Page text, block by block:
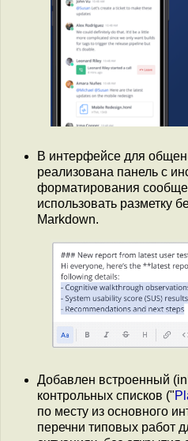
В интерфейсе для
реализована панель с
форматирования
использовать разметку
Markdown.
Добавлен встроенный
контрольных списков ("
по месту из основного
перечни типовых работ